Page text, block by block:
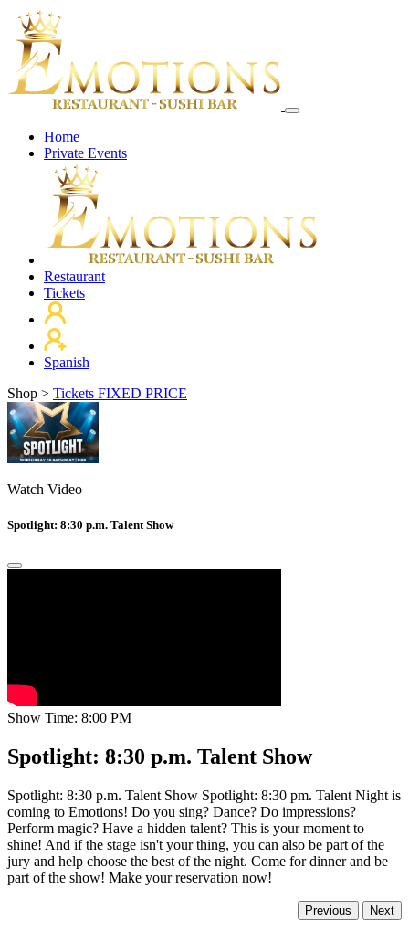
Home
Private Events
Restaurant
Tickets
Spanish
Shop > Tickets FIXED PRICE
Watch Video
Spotlight: 8:30 p.m. Talent Show
Show Time: 8:00 PM
Spotlight: 8:30 p.m. Talent Show
Spotlight: 8:30 p.m. Talent Show Spotlight: 8:30 pm. Talent Night is
coming to Emotions! Do you sing? Dance? Do impressions?
Perform magic? Have a hidden talent? This is your moment to
shine! And if the stage isn't your thing, you can also be part of the
jury and help choose the best of the night. Come for dinner and be
part of the show! Make your reservation now!
Previous Next